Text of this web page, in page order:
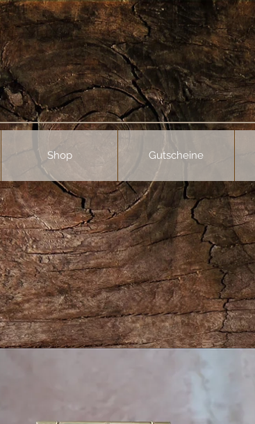
Shop Gutscheine